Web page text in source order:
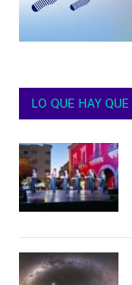
LO QUE HAY QUE